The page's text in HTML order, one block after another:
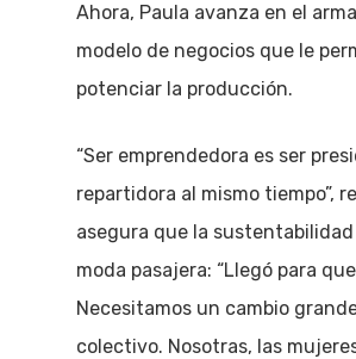
Ahora, Paula avanza en el
modelo de negocios que le
potenciar la producción.
“Ser emprendedora es ser
repartidora al mismo tiempo”,
asegura que la sustentabilidad
moda pasajera: “Llegó para
Necesitamos un cambio
colectivo. Nosotras, las